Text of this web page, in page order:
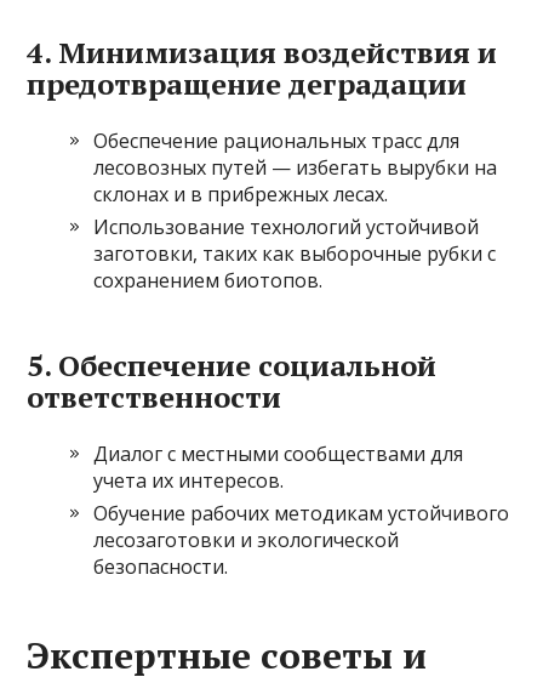
4. Минимизация воздействия и
предотвращение деградации
Обеспечение рациональных трасс для
лесовозных путей — избегать вырубки на
склонах и в прибрежных лесах.
Использование технологий устойчивой
заготовки, таких как выборочные рубки с
сохранением биотопов.
5. Обеспечение социальной
ответственности
Диалог с местными сообществами для
учета их интересов.
Обучение рабочих методикам устойчивого
лесозаготовки и экологической
безопасности.
Экспертные советы и